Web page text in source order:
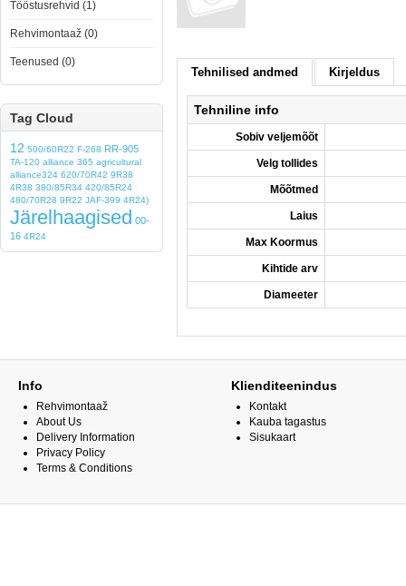
Tööstusrehvid (1)
Rehvimontaaž (0)
Teenused (0)
Tag Cloud
12 500/60R22 F-268 RR-905
TA-120 alliance 365 agricultural
alliance324 620/70R42 9R38
4R38 380/85R34 420/85R24
480/70R28 9R22 JAF-399 4R24)
Järelhaagised 00-
16 4R24
Tehnilised andmed Kirjeldus
Tehniline info
Sobiv veljemõõt
Velg tollides
Mõõtmed
Laius
Max Koormus
Kihtide arv
Diameeter
Info
Rehvimontaaž
About Us
Delivery Information
Privacy Policy
Terms & Conditions
Klienditeenindus
Kontakt
Kauba tagastus
Sisukaart